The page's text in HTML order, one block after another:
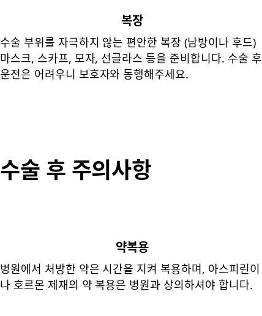
복장
수술 부위를 자극하지 않는 편안한 복장 (남방이나 후드)
마스크, 스카프, 모자, 선글라스 등을 준비합니다. 수술 후
운전은 어려우니 보호자와 동행해주세요.
수술 후 주의사항
약복용
병원에서 처방한 약은 시간을 지켜 복용하며, 아스피린이
나 호르몬 제재의 약 복용은 병원과 상의하셔야 합니다.